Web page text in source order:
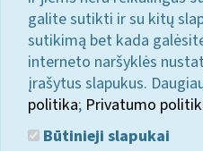
galite sutikti ir su kitų
sutikimą bet kada
interneto naršyklės
įrašytus slapukus.
politika; Privatumo
Būtinieji slapukai